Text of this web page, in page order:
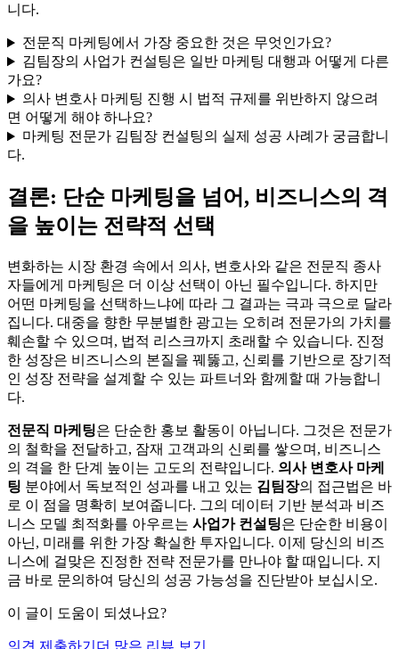
니다.
전문직 마케팅에서 가장 중요한 것은 무엇인가요?
김팀장의 사업가 컨설팅은 일반 마케팅 대행과 어떻게 다른
가요?
의사 변호사 마케팅 진행 시 법적 규제를 위반하지 않으려
면 어떻게 해야 하나요?
마케팅 전문가 김팀장 컨설팅의 실제 성공 사례가 궁금합니
다.
결론: 단순 마케팅을 넘어, 비즈니스의 격
을 높이는 전략적 선택
변화하는 시장 환경 속에서 의사, 변호사와 같은 전문직 종사
자들에게 마케팅은 더 이상 선택이 아닌 필수입니다. 하지만
어떤 마케팅을 선택하느냐에 따라 그 결과는 극과 극으로 달라
집니다. 대중을 향한 무분별한 광고는 오히려 전문가의 가치를
훼손할 수 있으며, 법적 리스크까지 초래할 수 있습니다. 진정
한 성장은 비즈니스의 본질을 꿰뚫고, 신뢰를 기반으로 장기적
인 성장 전략을 설계할 수 있는 파트너와 함께할 때 가능합니
다.
전문직 마케팅은 단순한 홍보 활동이 아닙니다. 그것은 전문가
의 철학을 전달하고, 잠재 고객과의 신뢰를 쌓으며, 비즈니스
의 격을 한 단계 높이는 고도의 전략입니다. 의사 변호사 마케
팅 분야에서 독보적인 성과를 내고 있는 김팀장의 접근법은 바
로 이 점을 명확히 보여줍니다. 그의 데이터 기반 분석과 비즈
니스 모델 최적화를 아우르는 사업가 컨설팅은 단순한 비용이
아닌, 미래를 위한 가장 확실한 투자입니다. 이제 당신의 비즈
니스에 걸맞은 진정한 전략 전문가를 만나야 할 때입니다. 지
금 바로 문의하여 당신의 성공 가능성을 진단받아 보십시오.
이 글이 도움이 되셨나요?